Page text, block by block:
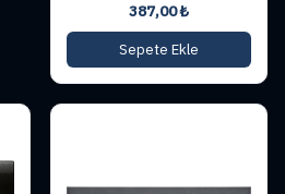
387,00₺
Sepete Ekle